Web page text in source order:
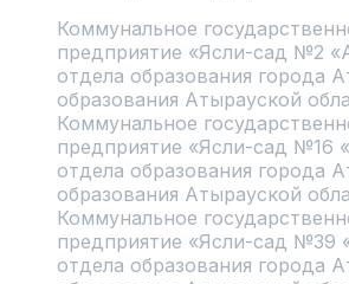
Коммунальное
предприятие «Ясли-сад №2
отдела образования города
образования Атырауской
Коммунальное
предприятие «Ясли-сад №16
отдела образования города
образования Атырауской
Коммунальное
предприятие «Ясли-сад №39
отдела образования города